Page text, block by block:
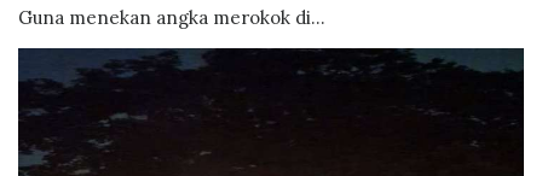
Guna menekan angka merokok di...